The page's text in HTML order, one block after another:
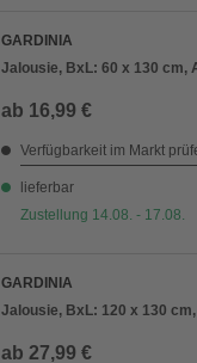
GARDINIA
Jalousie, BxL: 60 x 130 cm,
ab 16,99 €
Verfügbarkeit im Markt
lieferbar
Zustellung 14.08. - 17.08.
GARDINIA
Jalousie, BxL: 120 x 130
ab 27,99 €